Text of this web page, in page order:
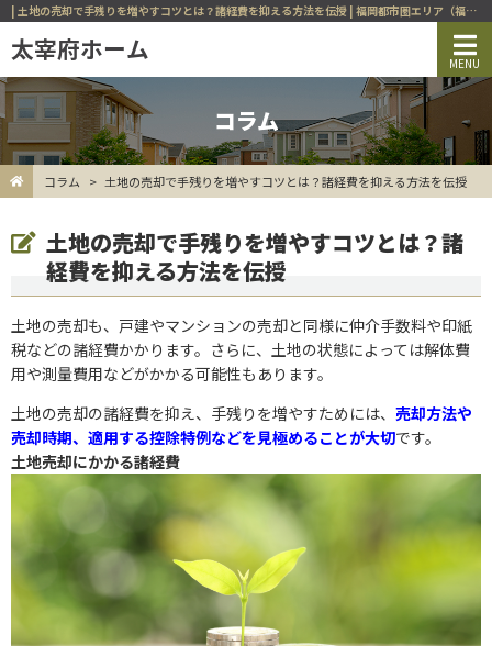
| 土地の売却で手残りを増やすコツとは？諸経費を抑える方法を伝授 | 福岡都市圏エリア（福岡市西区、早良区、城南区、糸島市ほか）の不動産ならお任せください！
コラム
コラム 土地の売却で手残りを増やすコツとは？諸経費を抑える方法を伝授
土地の売却で手残りを増やすコツとは？諸
経費を抑える方法を伝授
土地の売却も、戸建やマンションの売却と同様に仲介手数料や印紙
税などの諸経費かかります。さらに、土地の状態によっては解体費
用や測量費用などがかかる可能性もあります。
土地の売却の諸経費を抑え、手残りを増やすためには、 売却方法や
売却時期、適用する控除特例などを見極めることが大切です。
土地売却にかかる諸経費